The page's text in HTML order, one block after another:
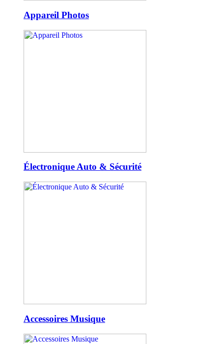
Appareil Photos
Électronique Auto & Sécurité
Accessoires Musique